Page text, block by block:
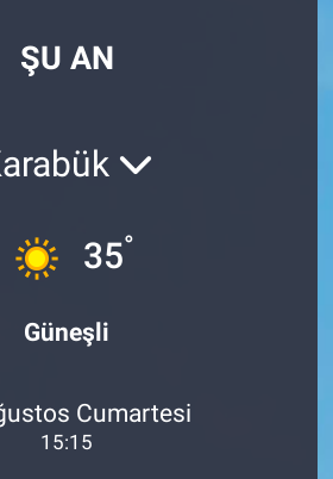
ŞU AN
35°
Güneşli
Cumartesi
15:15